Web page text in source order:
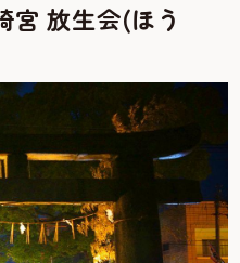
宮 放生会(ほう